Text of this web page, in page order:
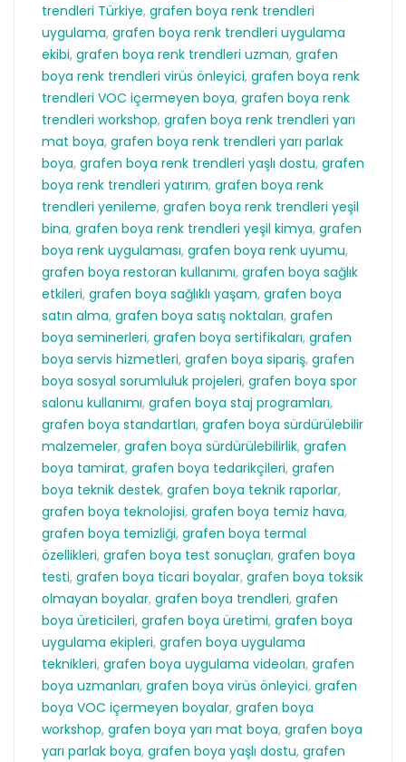
trendleri Türkiye, grafen boya renk trendleri
uygulama, grafen boya renk trendleri uygulama
ekibi, grafen boya renk trendleri uzman, grafen
boya renk trendleri virüs önleyici, grafen boya renk
trendleri VOC içermeyen boya, grafen boya renk
trendleri workshop, grafen boya renk trendleri yarı
mat boya, grafen boya renk trendleri yarı parlak
boya, grafen boya renk trendleri yaşlı dostu, grafen
boya renk trendleri yatırım, grafen boya renk
trendleri yenileme, grafen boya renk trendleri yeşil
bina, grafen boya renk trendleri yeşil kimya, grafen
boya renk uygulaması, grafen boya renk uyumu,
grafen boya restoran kullanımı, grafen boya sağlık
etkileri, grafen boya sağlıklı yaşam, grafen boya
satın alma, grafen boya satış noktaları, grafen
boya seminerleri, grafen boya sertifikaları, grafen
boya servis hizmetleri, grafen boya sipariş, grafen
boya sosyal sorumluluk projeleri, grafen boya spor
salonu kullanımı, grafen boya staj programları,
grafen boya standartları, grafen boya sürdürülebilir
malzemeler, grafen boya sürdürülebilirlik, grafen
boya tamirat, grafen boya tedarikçileri, grafen
boya teknik destek, grafen boya teknik raporlar,
grafen boya teknolojisi, grafen boya temiz hava,
grafen boya temizliği, grafen boya termal
özellikleri, grafen boya test sonuçları, grafen boya
testi, grafen boya ticari boyalar, grafen boya toksik
olmayan boyalar, grafen boya trendleri, grafen
boya üreticileri, grafen boya üretimi, grafen boya
uygulama ekipleri, grafen boya uygulama
teknikleri, grafen boya uygulama videoları, grafen
boya uzmanları, grafen boya virüs önleyici, grafen
boya VOC içermeyen boyalar, grafen boya
workshop, grafen boya yarı mat boya, grafen boya
yarı parlak boya, grafen boya yaşlı dostu, grafen